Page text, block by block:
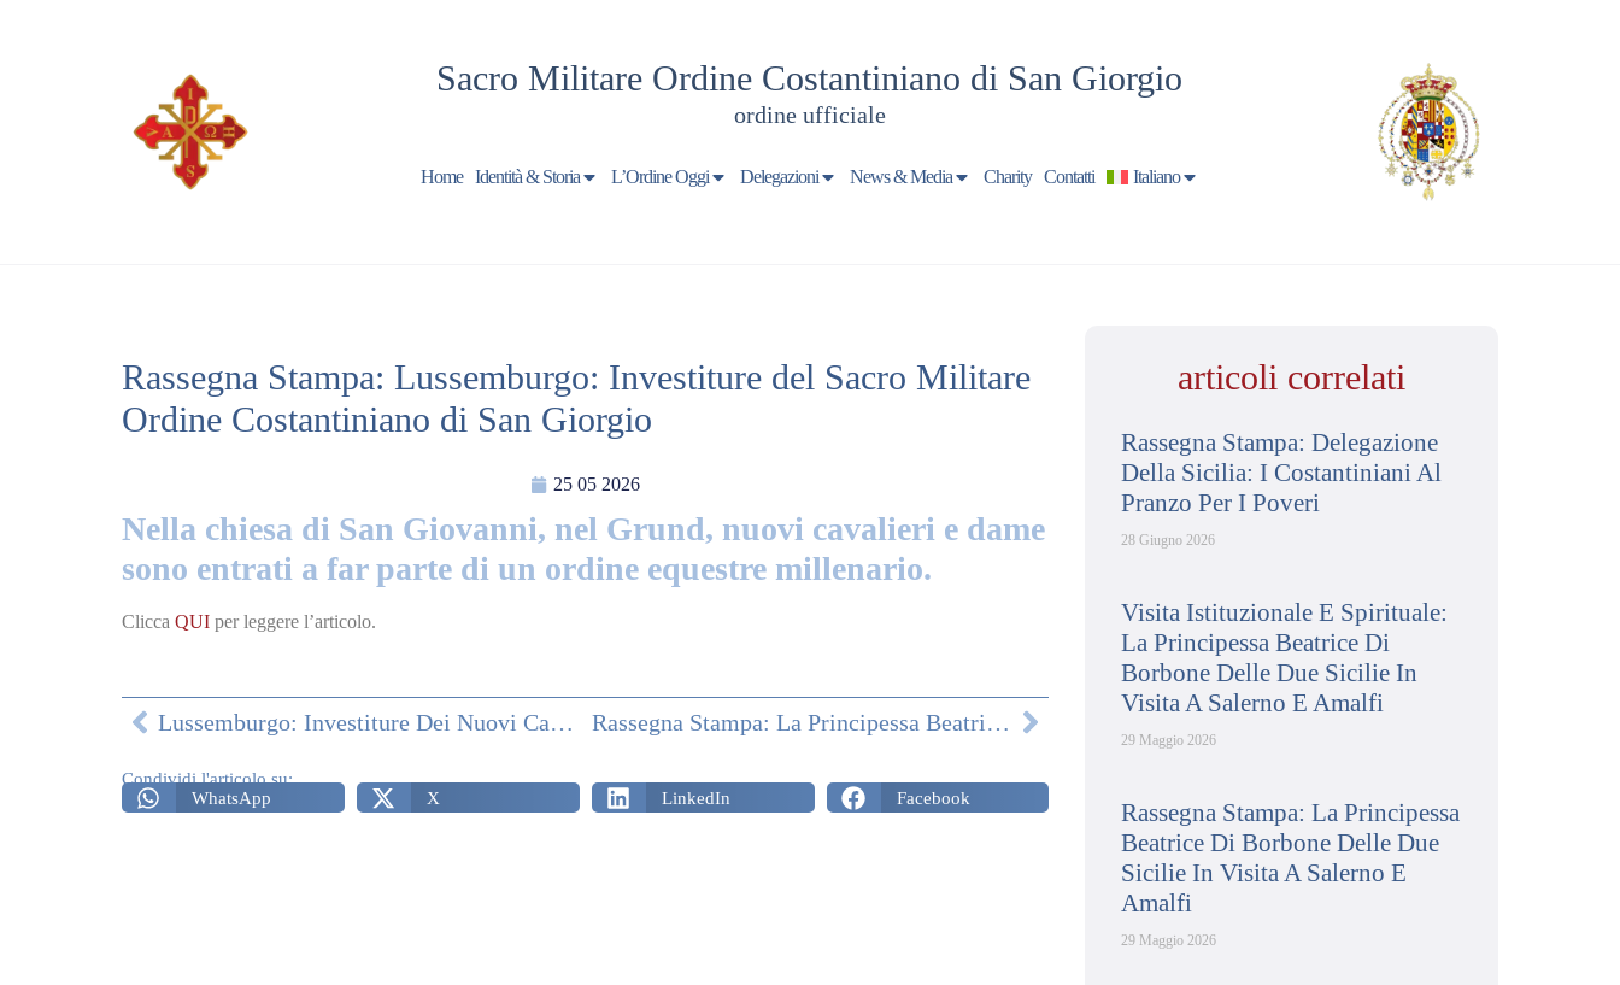
Sacro Militare Ordine Costantiniano di San Giorgio
ordine ufficiale
Home Identità & Storia L’Ordine Oggi Delegazioni News & Media Charity Contatti Italiano
Rassegna Stampa: Lussemburgo: Investiture del Sacro Militare
Ordine Costantiniano di San Giorgio
25 05 2026
Nella chiesa di San Giovanni, nel Grund, nuovi cavalieri e dame
sono entrati a far parte di un ordine equestre millenario.
Clicca QUIper leggere l’articolo.
Lussemburgo: Investiture Dei Nuovi Cavalieri E Dame Del Sacro Militare Ordine Costantiniano Di San Giorgio Rassegna Stampa: La Principessa Beatrice Di Borbone Delle Due Sicilie In Visita A Salerno E Amalfi
Condividi l'articolo su:
WhatsApp
X LinkedIn Facebook
articoli correlati
Rassegna Stampa: Delegazione
Della Sicilia: I Costantiniani Al
Pranzo Per I Poveri
28 Giugno 2026
Visita Istituzionale E Spirituale:
La Principessa Beatrice Di
Borbone Delle Due Sicilie In
Visita A Salerno E Amalfi
29 Maggio 2026
Rassegna Stampa: La Principessa
Beatrice Di Borbone Delle Due
Sicilie In Visita A Salerno E
Amalfi
29 Maggio 2026